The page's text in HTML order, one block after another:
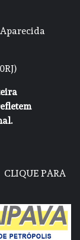
CLIQUE PARA